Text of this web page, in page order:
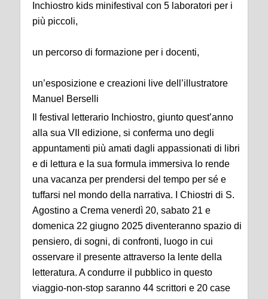
Inchiostro kids minifestival con 5 laboratori per i
più piccoli,
un percorso di formazione per i docenti,
un’esposizione e creazioni live dell’illustratore
Manuel Berselli
Il festival letterario Inchiostro, giunto quest’anno
alla sua VII edizione, si conferma uno degli
appuntamenti più amati dagli appassionati di libri
e di lettura e la sua formula immersiva lo rende
una vacanza per prendersi del tempo per sé e
tuffarsi nel mondo della narrativa. I Chiostri di S.
Agostino a Crema venerdì 20, sabato 21 e
domenica 22 giugno 2025 diventeranno spazio di
pensiero, di sogni, di confronti, luogo in cui
osservare il presente attraverso la lente della
letteratura. A condurre il pubblico in questo
viaggio-non-stop saranno 44 scrittori e 20 case